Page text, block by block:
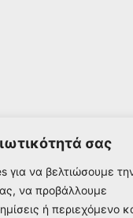
σας
για να βελτιώσουμε
να προβάλλουμε
ή περιεχόμενο